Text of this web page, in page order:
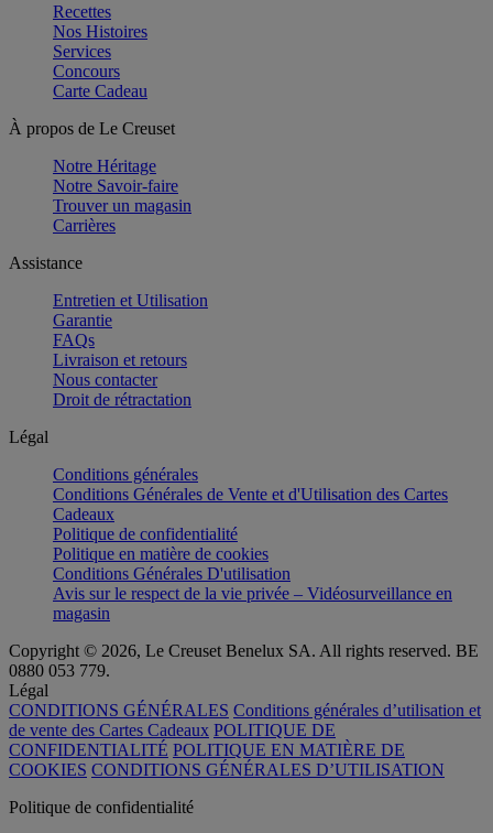
Recettes
Nos Histoires
Services
Concours
Carte Cadeau
À propos de Le Creuset
Notre Héritage
Notre Savoir-faire
Trouver un magasin
Carrières
Assistance
Entretien et Utilisation
Garantie
FAQs
Livraison et retours
Nous contacter
Droit de rétractation
Légal
Conditions générales
Conditions Générales de Vente et d'Utilisation des Cartes
Cadeaux
Politique de confidentialité
Politique en matière de cookies
Conditions Générales D'utilisation
Avis sur le respect de la vie privée – Vidéosurveillance en
magasin
Copyright © 2026, Le Creuset Benelux SA. All rights reserved. BE
0880 053 779.
Légal
CONDITIONS GÉNÉRALES Conditions générales d’utilisation et
de vente des Cartes Cadeaux POLITIQUE DE
CONFIDENTIALITÉ POLITIQUE EN MATIÈRE DE
COOKIES CONDITIONS GÉNÉRALES D’UTILISATION
Politique de confidentialité